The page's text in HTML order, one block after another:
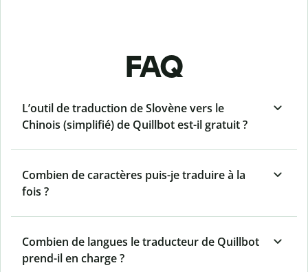
FAQ
L’outil de traduction de Slovène vers le
Chinois (simplifié) de Quillbot est-il gratuit ?
Combien de caractères puis-je traduire à la
fois ?
Combien de langues le traducteur de Quillbot
prend-il en charge ?